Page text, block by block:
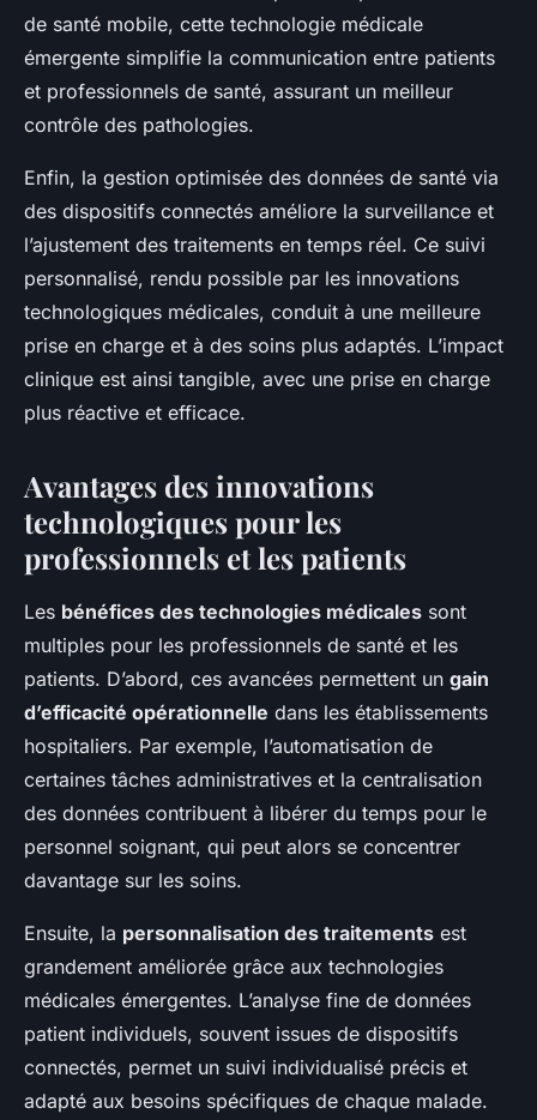
de santé mobile, cette technologie médicale
émergente simplifie la communication entre patients
et professionnels de santé, assurant un meilleur
contrôle des pathologies.
Enfin, la gestion optimisée des données de santé via
des dispositifs connectés améliore la surveillance et
l’ajustement des traitements en temps réel. Ce suivi
personnalisé, rendu possible par les innovations
technologiques médicales, conduit à une meilleure
prise en charge et à des soins plus adaptés. L’impact
clinique est ainsi tangible, avec une prise en charge
plus réactive et efficace.
Avantages des innovations
technologiques pour les
professionnels et les patients
Les bénéfices des technologies médicales sont
multiples pour les professionnels de santé et les
patients. D’abord, ces avancées permettent un gain
d’efficacité opérationnelle dans les établissements
hospitaliers. Par exemple, l’automatisation de
certaines tâches administratives et la centralisation
des données contribuent à libérer du temps pour le
personnel soignant, qui peut alors se concentrer
davantage sur les soins.
Ensuite, la personnalisation des traitements est
grandement améliorée grâce aux technologies
médicales émergentes. L’analyse fine de données
patient individuels, souvent issues de dispositifs
connectés, permet un suivi individualisé précis et
adapté aux besoins spécifiques de chaque malade.